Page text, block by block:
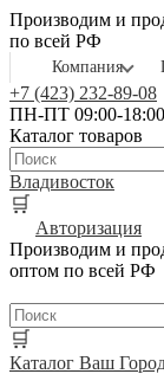
Производим и
по всей РФ
Компания
+7 (423) 232-89-08
ПН-ПТ 09:00-
Каталог товаров
Владивосток
🛒
Авторизация
Производим и
оптом по всей РФ
🛒
Каталог Ваш